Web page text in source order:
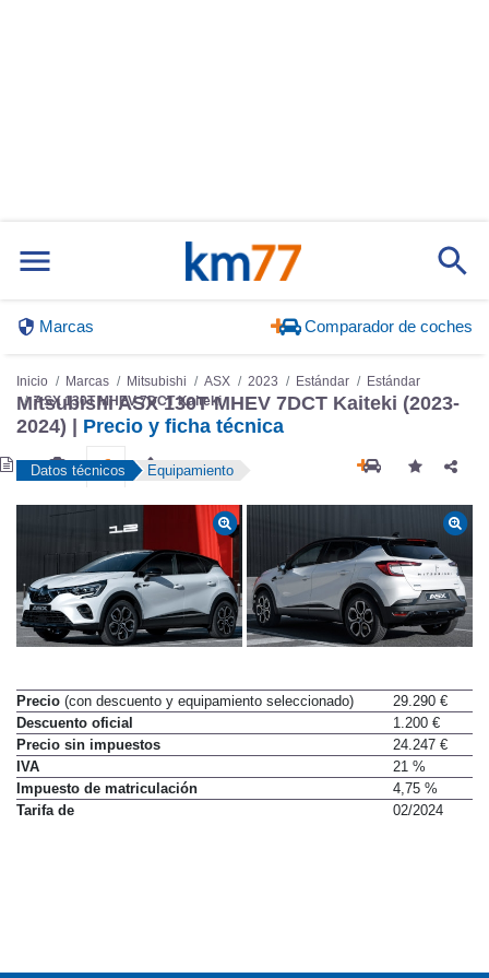
Marcas Comparador de coches
Inicio Marcas Mitsubishi ASX 2023 Estándar
Estándar
ASX 130T MHEV 7DCT Kaiteki
Mitsubishi ASX 130T MHEV 7DCT Kaiteki (2023-
2024) | Precio y ficha técnica
Datos técnicos Equipamiento
Precio (con descuento y equipamiento seleccionado)
29.290 €
Descuento oficial
1.200 €
Precio sin impuestos
24.247 €
IVA
21 %
Impuesto de matriculación
4,75 %
Tarifa de
02/2024